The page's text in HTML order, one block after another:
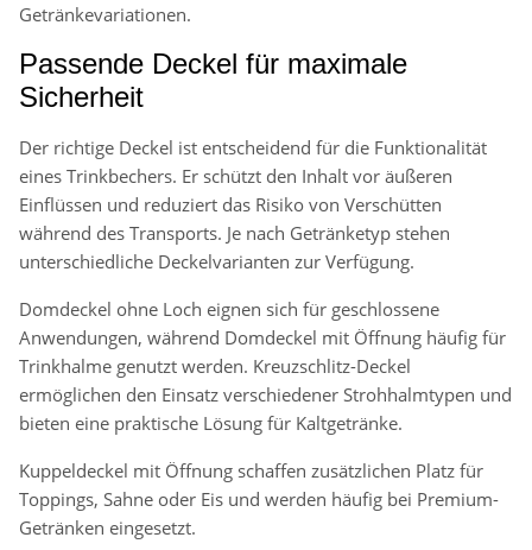
Getränkevariationen.
Passende Deckel für maximale
Sicherheit
Der richtige Deckel ist entscheidend für die Funktionalität
eines Trinkbechers. Er schützt den Inhalt vor äußeren
Einflüssen und reduziert das Risiko von Verschütten
während des Transports. Je nach Getränketyp stehen
unterschiedliche Deckelvarianten zur Verfügung.
Domdeckel ohne Loch eignen sich für geschlossene
Anwendungen, während Domdeckel mit Öffnung häufig für
Trinkhalme genutzt werden. Kreuzschlitz-Deckel
ermöglichen den Einsatz verschiedener Strohhalmtypen und
bieten eine praktische Lösung für Kaltgetränke.
Kuppeldeckel mit Öffnung schaffen zusätzlichen Platz für
Toppings, Sahne oder Eis und werden häufig bei Premium-
Getränken eingesetzt.